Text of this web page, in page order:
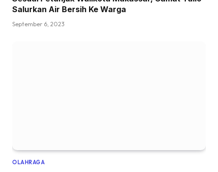
Salurkan Air Bersih Ke Warga
September 6, 2023
OLAHRAGA